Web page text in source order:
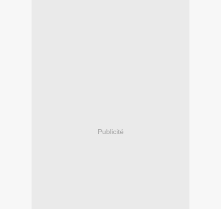
Publicité